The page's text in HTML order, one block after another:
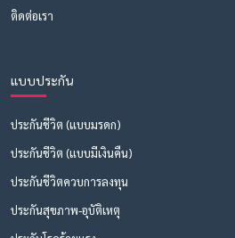
ติดต่อเรา
แบบประกัน
ประกันชีวิต (แบบมรดก)
ประกันชีวิต (แบบมีเงินคืน)
ประกันชีวิตควบการลงทุน
ประกันสุขภาพ-อุบัติเหตุ